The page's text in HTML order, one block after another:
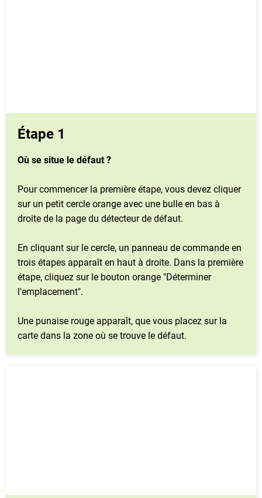
Étape 1
Où se situe le défaut ?
Pour commencer la première étape, vous devez cliquer
sur un petit cercle orange avec une bulle en bas à
droite de la page du détecteur de défaut.
En cliquant sur le cercle, un panneau de commande en
trois étapes apparaît en haut à droite. Dans la première
étape, cliquez sur le bouton orange "Déterminer
l'emplacement".
Une punaise rouge apparaît, que vous placez sur la
carte dans la zone où se trouve le défaut.